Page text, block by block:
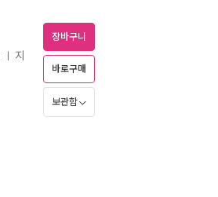
지
장바구니
바로구매
보관함